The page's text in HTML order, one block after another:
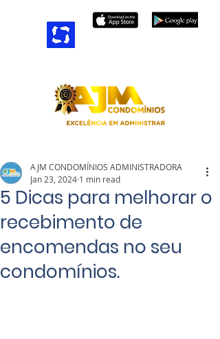
5 Dicas para melhorar o
recebimento de
encomendas no seu
condomínios.
AJM CONDOMÍNIOS ADMINISTRADORA
Jan 23, 2024 1 min read